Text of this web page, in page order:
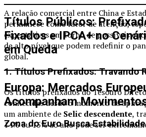
A relação comercial entre China e
permanece como fator de atenção,
expectativas em torno de possíveis
de alto nível que podem redefinir o
global.
Europa: Mercados
Acompanham
Zona do Euro Busca
Títulos Públicos:
Fixados e IPCA+ no
em Queda
1. Títulos Prefixados: Travando
Os títulos prefixados do Tesouro
conhecidas desde o momento da
um ambiente de Selic descendente,
14% ou 15% ao ano pode ser